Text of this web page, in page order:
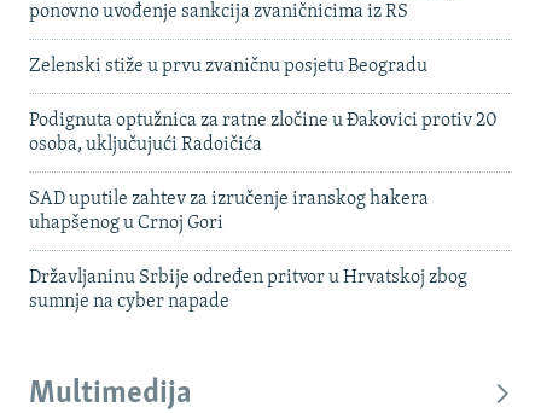
ponovno uvođenje sankcija zvaničnicima iz RS
Zelenski stiže u prvu zvaničnu posjetu Beogradu
Podignuta optužnica za ratne zločine u Đakovici protiv 20
osoba, uključujući Radoičića
SAD uputile zahtev za izručenje iranskog hakera
uhapšenog u Crnoj Gori
Državljaninu Srbije određen pritvor u Hrvatskoj zbog
sumnje na cyber napade
Multimedija